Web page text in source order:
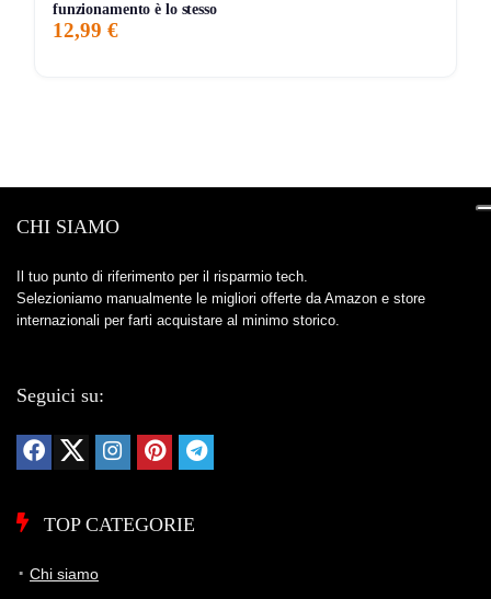
funzionamento è lo stesso
12,99 €
CHI SIAMO
Il tuo punto di riferimento per il risparmio tech.
Selezioniamo manualmente le migliori offerte da Amazon e store
internazionali per farti acquistare al minimo storico.
Seguici su:
TOP CATEGORIE
Chi siamo